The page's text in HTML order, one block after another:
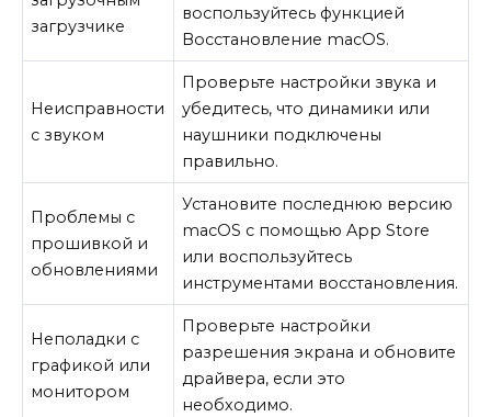
загрузчике
воспользуйтесь функцией
Восстановление macOS.
Неисправности
с звуком
Проверьте настройки звука и
убедитесь, что динамики или
наушники подключены
правильно.
Проблемы с
прошивкой и
обновлениями
Установите последнюю версию
macOS с помощью App Store
или воспользуйтесь
инструментами восстановления.
Неполадки с
графикой или
монитором
Проверьте настройки
разрешения экрана и обновите
драйвера, если это
необходимо.